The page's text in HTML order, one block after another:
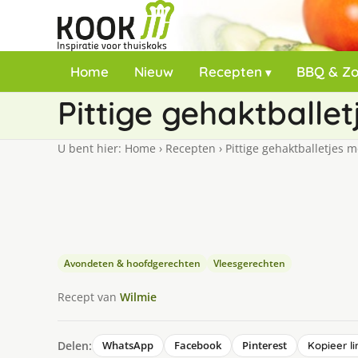
Home Nieuw Recepten BBQ &
Pittige
U bent hier: Home › Recepten › Pittige gehaktballetjes
Avondeten & hoofdgerechten Vleesgerechten
Recept van Wilmie
Delen: WhatsApp Facebook Pinterest Kopieer